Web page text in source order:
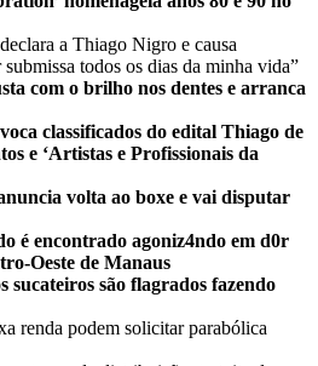
a Thiago Nigro e causa
todos os dias da minha vida”
com o brilho nos dentes e arranca
classificados do edital Thiago de
e ‘Artistas e Profissionais da
volta ao boxe e vai disputar
é encontrado agoniz4ndo em d0r
Oeste de Manaus
sucateiros são flagrados fazendo
renda podem solicitar parabólica